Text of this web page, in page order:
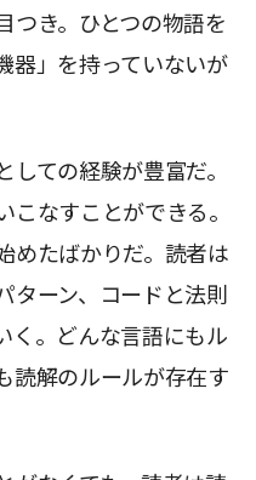
つき。ひとつの物語を
器」を持っていないが
ての経験が豊富だ。
なすことができる。
めたばかりだ。読者は
ターン、コードと法則
く。どんな言語にもル
読解のルールが存在す